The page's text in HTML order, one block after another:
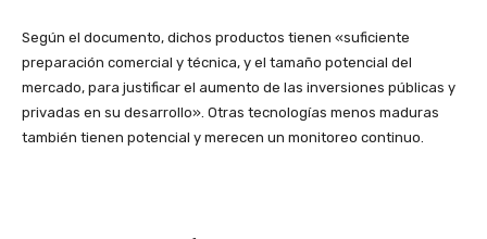
Según el documento, dichos productos tienen «suficiente
preparación comercial y técnica, y el tamaño potencial del
mercado, para justificar el aumento de las inversiones públicas y
privadas en su desarrollo». Otras tecnologías menos maduras
también tienen potencial y merecen un monitoreo continuo.